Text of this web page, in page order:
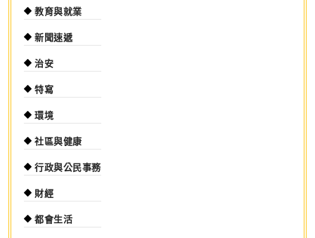
教育與就業
新聞速遞
治安
特寫
環境
社區與健康
行政與公民事務
財經
都會生活